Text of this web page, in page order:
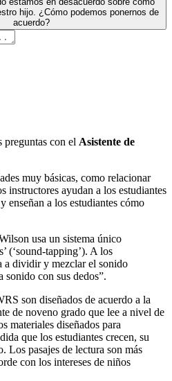
hijo. ¿Cómo podemos ponernos de
acuerdo?
preguntas con el Asistente de
muy básicas, como relacionar
instructores ayudan a los estudiantes
enseñan a los estudiantes cómo
usa un sistema único
(‘sound-tapping’). A los
a dividir y mezclar el sonido
sonido con sus dedos”.
son diseñados de acuerdo a la
de noveno grado que lee a nivel de
materiales diseñados para
que los estudiantes crecen, su
Los pasajes de lectura son más
con los intereses de niños